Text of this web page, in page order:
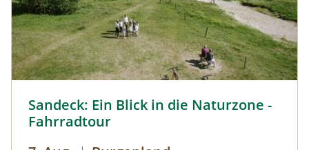
Geeignet für Kinder und Jugendliche von 10
bis 14 Jahren
Sandeck: Ein Blick in die Naturzone -
Fahrradtour